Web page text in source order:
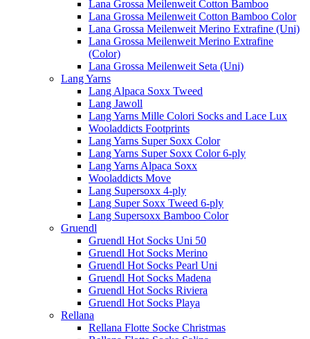
Lana Grossa Meilenweit Cotton Bamboo
Lana Grossa Meilenweit Cotton Bamboo Color
Lana Grossa Meilenweit Merino Extrafine (Uni)
Lana Grossa Meilenweit Merino Extrafine
(Color)
Lana Grossa Meilenweit Seta (Uni)
Lang Yarns
Lang Alpaca Soxx Tweed
Lang Jawoll
Lang Yarns Mille Colori Socks and Lace Lux
Wooladdicts Footprints
Lang Yarns Super Soxx Color
Lang Yarns Super Soxx Color 6-ply
Lang Yarns Alpaca Soxx
Wooladdicts Move
Lang Supersoxx 4-ply
Lang Super Soxx Tweed 6-ply
Lang Supersoxx Bamboo Color
Gruendl
Gruendl Hot Socks Uni 50
Gruendl Hot Socks Merino
Gruendl Hot Socks Pearl Uni
Gruendl Hot Socks Madena
Gruendl Hot Socks Riviera
Gruendl Hot Socks Playa
Rellana
Rellana Flotte Socke Christmas